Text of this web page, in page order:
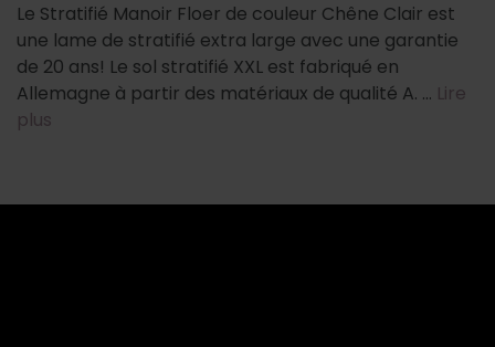
Le Stratifié Manoir Floer de couleur Chêne Clair est
une lame de stratifié extra large avec une garantie
de 20 ans! Le sol stratifié XXL est fabriqué en
Allemagne à partir des matériaux de qualité A. … Lire
plus